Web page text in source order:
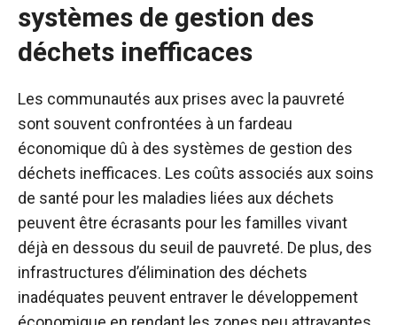
systèmes de gestion des
déchets inefficaces
Les communautés aux prises avec la pauvreté
sont souvent confrontées à un fardeau
économique dû à des systèmes de gestion des
déchets inefficaces. Les coûts associés aux soins
de santé pour les maladies liées aux déchets
peuvent être écrasants pour les familles vivant
déjà en dessous du seuil de pauvreté. De plus, des
infrastructures d’élimination des déchets
inadéquates peuvent entraver le développement